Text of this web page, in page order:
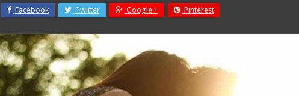
Facebook Twitter Google + Pinterest